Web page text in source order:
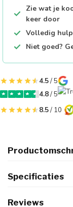
Zie wat je
keer door
Volledig
Niet goed?
4.5/ 5
4.8/ 5
8.5/ 10
Specificaties
Reviews